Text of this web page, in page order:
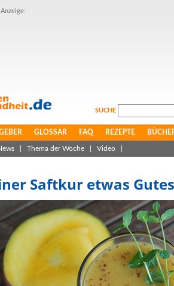
Anzeige:
SUCHE
GLOSSAR FAQ REZEPTE
Thema der Woche Video
Saftkur etwas